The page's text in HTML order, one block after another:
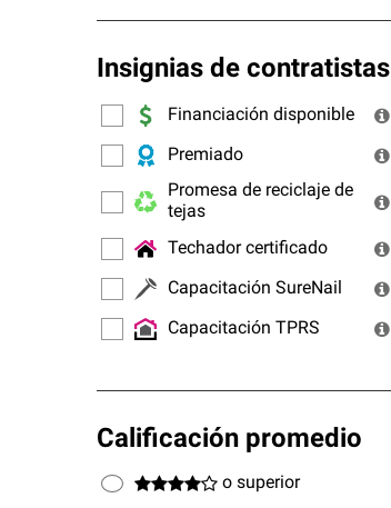
Insignias de contratistas
Financiación disponible
Premiado
Promesa de reciclaje de
tejas
Techador certificado
Capacitación SureNail
Capacitación TPRS
Calificación promedio
o superior